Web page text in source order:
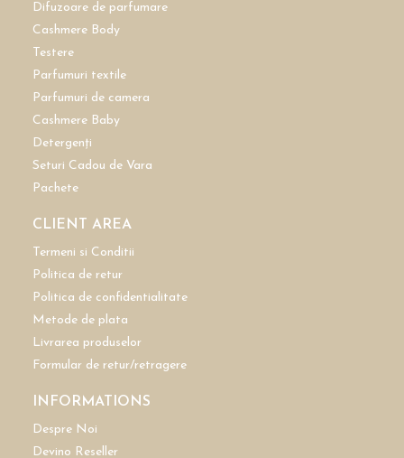
Difuzoare de parfumare
Cashmere Body
Testere
Parfumuri textile
Parfumuri de camera
Cashmere Baby
Detergenți
Seturi Cadou de Vara
Pachete
CLIENT AREA
Termeni si Conditii
Politica de retur
Politica de confidentialitate
Metode de plata
Livrarea produselor
Formular de retur/retragere
INFORMATIONS
Despre Noi
Devino Reseller